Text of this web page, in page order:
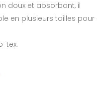
doux et absorbant, il
en plusieurs tailles pour
tex.